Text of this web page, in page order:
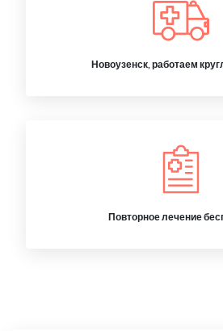
Новоузенск, работаем
Повторное лечение